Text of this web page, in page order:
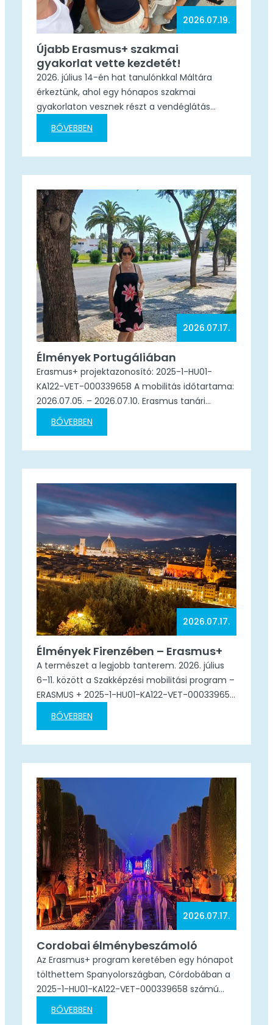
2026.07.19.
Újabb Erasmus+ szakmai
gyakorlat vette kezdetét!
2026. július 14-én hat tanulónkkal Máltára
érkeztünk, ahol egy hónapos szakmai
gyakorlaton vesznek részt a vendéglátás
területén. Diákjaink két szállodában szereznek
értékes szakmai tapasztalatot, miközben
2026.07.14. – 2026.08.12. Mobilitási azonosító:
2025-1-HU01-KA122-VET-000339658
Szervező/fogadó intézmény: Easy Job Bridge
Sok sikert kívánunk diákjainknak ehhez a…
BŐVEBBEN
2026.07.17.
Élmények Portugáliában
Erasmus+ projektazonosító: 2025-1-HU01-
KA122-VET-000339658 A mobilitás időtartama:
2026.07.05. – 2026.07.10. Erasmus tanári
mobilitás keretén belül egy fantasztikus hetet
tölthettem Faróban (Portugália), ahol részt
szempontból kiváló élmény volt. Mauro aki
rendkívül felkészült, lelkes és inspiráló tréner
volt.…
BŐVEBBEN
2026.07.17.
Élmények Firenzében – Erasmus+
A természet a legjobb tanterem. 2026. július
6–11. között a Szakképzési mobilitási program –
ERASMUS + 2025-1-HU01-KA122-VET-000339658
– keretében Firenzében vettem részt az
„Outdoor Activities for Mental and Physical
számomra, hogy a természet nem csupán
kikapcsolódást jelent, hanem a tanulás,…
BŐVEBBEN
2026.07.17.
Cordobai élménybeszámoló
Az Erasmus+ program keretében egy hónapot
tölthettem Spanyolországban, Córdobában a
2025-1-HU01-KA122-VET-000339658 számú
projekt keretében. Budapestről repülővel
utaztunk Málagába, ahonnan autóbusszal
BŐVEBBEN